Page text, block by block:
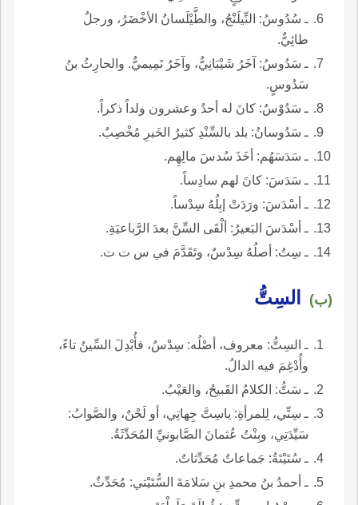
ـ سُدُوسُ: النِّيلَنْجُ، والطَّيْلَسانُ الأخْضَرُ، ورجلٌ
طائِيٌّ.
ـ سَدُوسُ: آخَرُ شَيْبَانِيٌّ، وآخَرُ تَمِيميٌّ. والحارِثُ بنُ
سَدُوسٍ.
ـ سَدُوْسٌ: كانَ له أحدٌ وعشرون ولداً ذكراً.
ـ سَدُوسانُ: بلد بالسِّنْدِ كثيرُ الخَيرِ مُخْصِبٌ.
ـ سَدَسَهُم: أخَذَ سُدسَ مالِهِم.
ـ سَدَسَ: كانَ لهم سادِساً.
ـ أسْدَسَ: ورَدَتْ إبِلُهُ سِدْساً.
ـ أسْدَسَ البَعيرُ: ألْقَى السِّنَّ بعدَ الرَّباعيَةِ.
ـ سِتُ: أصلُهُ سِدْسٌ، وتَقَدَّمَ في س ت ت.
(ب) السِتُّ
ـ السِتُّ: معروف، أصْلُه: سِدْسٌ، فأُبْدِلَ السِّينُ تاءً،
وأُدْغِمَ فيه الدالُ.
ـ سَتُّ: الكلامُ القَبيحُ، والعَيْبُ.
ـ سِتِّي، لِلمرأةِ: ياسِتَّ جِهاتِي، أو لَحْنٌ، والصَّوابُ:
سَيِّدَتِي، وبِنْتُ عُثمانَ الصَّابونيِّ المُحَدِّثَةُ.
ـ سُتَيْتَةُ: جَماعاتٌ مُحَدِّثاتٌ.
ـ أحمدُ بنُ محمدِ بنِ سَلامَةَ السُّتَيْتي: مُحَدِّثٌ.